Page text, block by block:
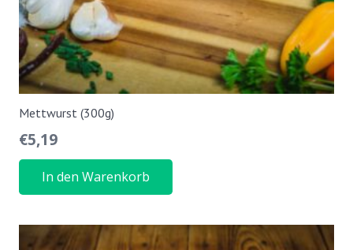
Mettwurst (300g)
€5,19
In den Warenkorb